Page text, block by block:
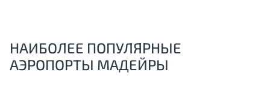
НАИБОЛЕЕ ПОПУЛЯРНЫЕ
АЭРОПОРТЫ МАДЕЙРЫ